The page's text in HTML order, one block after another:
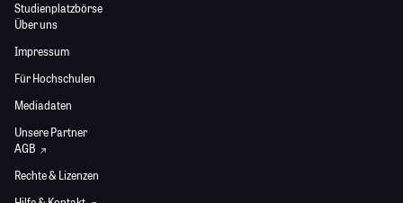
Studienplatzbörse
Über uns
Impressum
Für Hochschulen
Mediadaten
Unsere Partner
AGB
Rechte & Lizenzen